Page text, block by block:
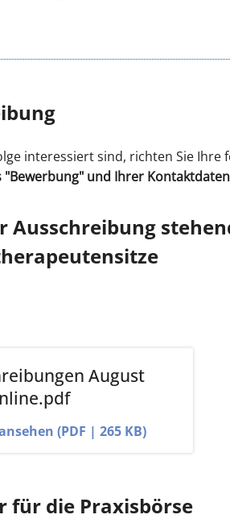
interessiert sind, richten Sie
"Bewerbung" und Ihrer Kontaktdaten
Ausschreibung
August
(PDF | 265 KB)
für die Praxisbörse